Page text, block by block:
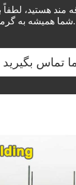
مند هستید، لطفاً
ما تماس بگیرید